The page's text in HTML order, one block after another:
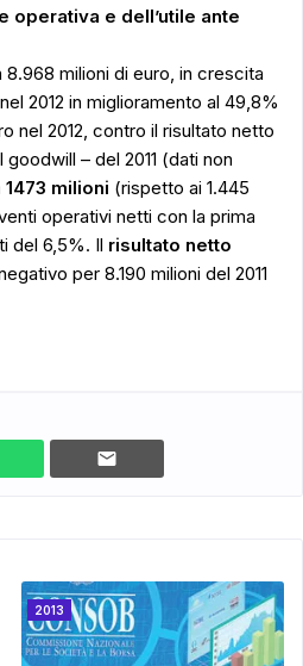
e dell’utile ante
milioni di euro, in crescita
2012 in miglioramento al 49,8%
nel 2012, contro il risultato netto
– del 2011 (dati non
milioni (rispetto ai 1.445
operativi netti con la prima
del 6,5%. Il risultato netto
per 8.190 milioni del 2011
2013